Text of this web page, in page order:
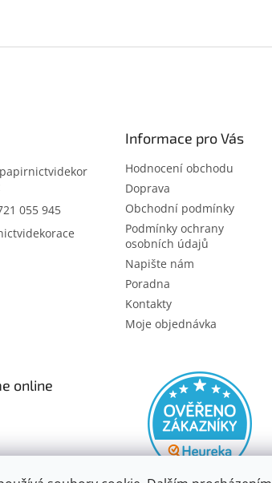
papirnictvidekor
055 945
Informace pro Vás
Hodnocení obchodu
Doprava
Obchodní podmínky
Podmínky ochrany
osobních údajů
Napište nám
Poradna
Kontakty
Moje objednávka
online